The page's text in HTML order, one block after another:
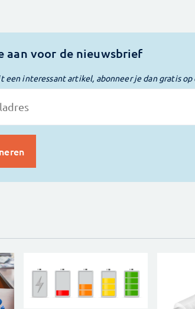
aan voor de nieuwsbrief
een interessant artikel, abonneer je dan gratis